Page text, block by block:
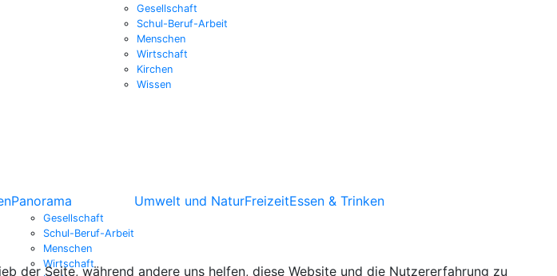
Gesellschaft
Schul-Beruf-Arbeit
Menschen
Wirtschaft
Kirchen
Wissen
Panorama
Gesellschaft
Schul-Beruf-Arbeit
Menschen
Wirtschaft
Umwelt und NaturFreizeitEssen & Trinken
der Seite, während andere uns helfen, diese Website und die Nutzererfahrung zu